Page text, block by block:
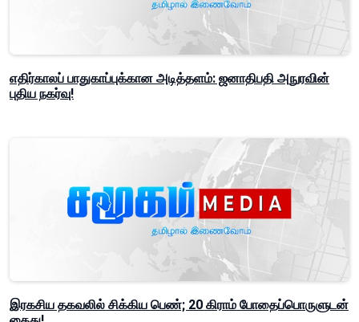
எதிர்காலப் பாதுகாப்புக்கான அடித்தளம்: ஜனாதிபதி அநுரவின்
புதிய நகர்வு!
இரகசிய தகவலில் சிக்கிய பெண்; 20 கிராம் போதைப்பொருளுடன்